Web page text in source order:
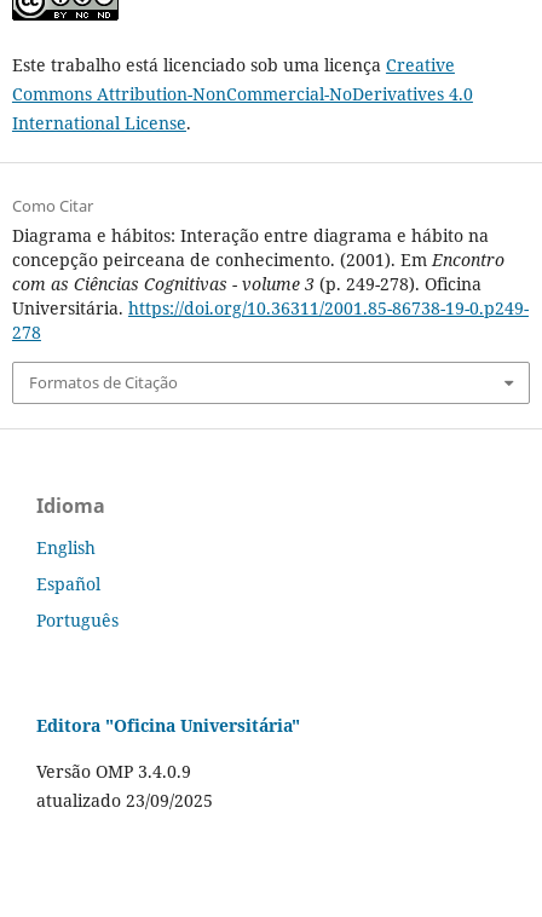
Este trabalho está licenciado sob uma licença Creative
Commons Attribution-NonCommercial-NoDerivatives 4.0
International License.
Como Citar
Diagrama e hábitos: Interação entre diagrama e hábito na
concepção peirceana de conhecimento. (2001). EmEncontro
com as Ciências Cognitivas - volume 3(p. 249-278). Oficina
Universitária. https://doi.org/10.36311/2001.85-86738-19-0.p249-
278
Formatos de Citação
Idioma
English
Español
Português
Editora "Oficina Universitária"
Versão OMP 3.4.0.9
atualizado 23/09/2025